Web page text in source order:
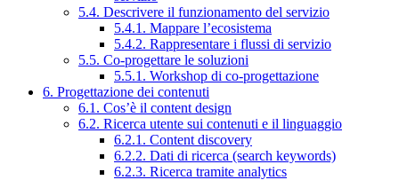
5.4. Descrivere il funzionamento del servizio
5.4.1. Mappare l’ecosistema
5.4.2. Rappresentare i flussi di servizio
5.5. Co-progettare le soluzioni
5.5.1. Workshop di co-progettazione
6. Progettazione dei contenuti
6.1. Cos’è il content design
6.2. Ricerca utente sui contenuti e il linguaggio
6.2.1. Content discovery
6.2.2. Dati di ricerca (search keywords)
6.2.3. Ricerca tramite analytics